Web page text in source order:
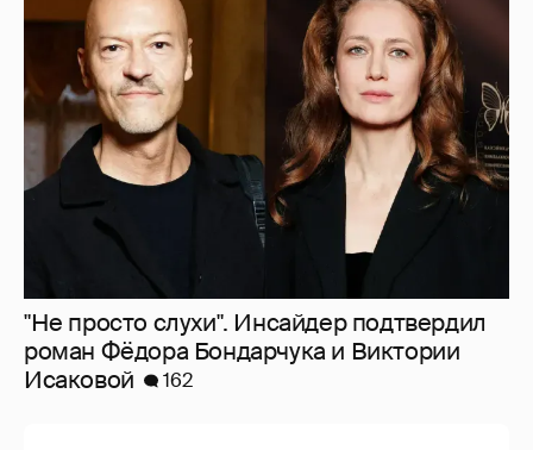
"Не просто слухи". Инсайдер подтвердил
роман Фёдора Бондарчука и Виктории
Исаковой
162